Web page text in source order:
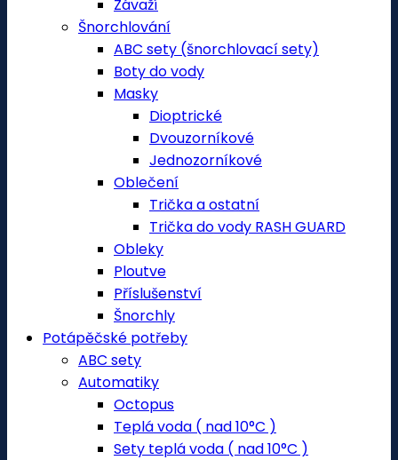
Závaží
Šnorchlování
ABC sety (šnorchlovací sety)
Boty do vody
Masky
Dioptrické
Dvouzorníkové
Jednozorníkové
Oblečení
Trička a ostatní
Trička do vody RASH GUARD
Obleky
Ploutve
Příslušenství
Šnorchly
Potápěčské potřeby
ABC sety
Automatiky
Octopus
Teplá voda ( nad 10°C )
Sety teplá voda ( nad 10°C )